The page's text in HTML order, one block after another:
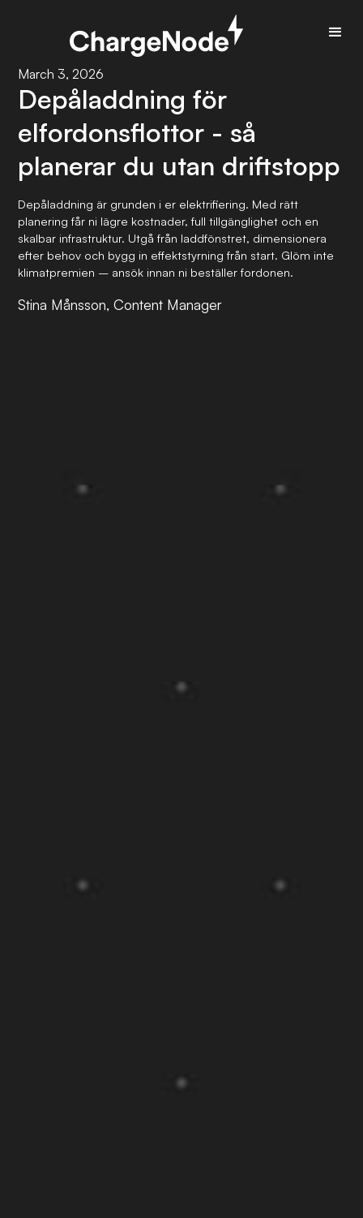
March 3, 2026
Depåladdning för
elfordonsflottor - så
planerar du utan driftstopp
Depåladdning är grunden i er elektrifiering. Med rätt
planering får ni lägre kostnader, full tillgänglighet och en
skalbar infrastruktur. Utgå från laddfönstret, dimensionera
efter behov och bygg in effektstyrning från start. Glöm inte
klimatpremien – ansök innan ni beställer fordonen.
Stina Månsson, Content Manager